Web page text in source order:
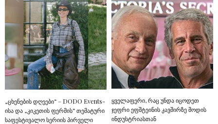
„ცხენების დღეები“ – DODO Events-
ისა და „კიკეთის ფერმის“ თემატური
საფესტივალო სერიის პირველი
ყველაფერი, რაც უნდა იცოდეთ
ჯეფრი ეფშტეინის კავშირზე მოდის
ინდუსტრიასთან